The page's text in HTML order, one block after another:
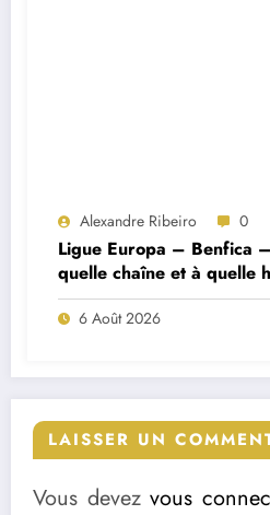
Alexandre Ribeiro 0
Ligue Europa – Benfica
quelle chaîne et à quelle
match ?
6 Août 2026
LAISSER UN
Vous devezvous